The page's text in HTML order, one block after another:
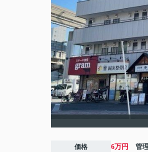
価格 6万円 管